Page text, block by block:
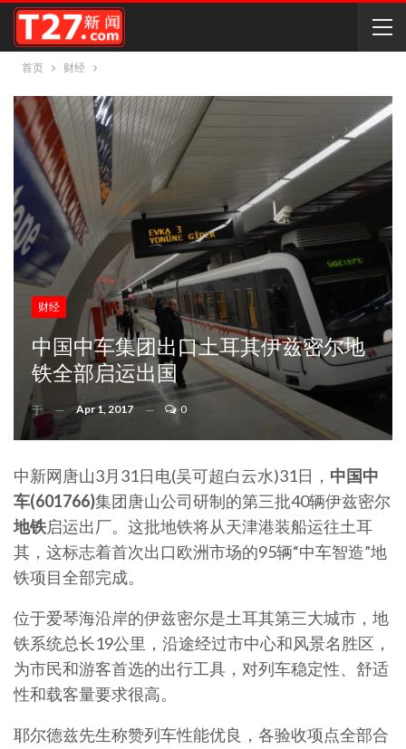
首页 财经
财经
中国中车集团出口土耳其伊兹密尔地
铁全部启运出国
于 Apr 1, 2017 0
中新网唐山3月31日电(吴可超白云水)31日， 中国中
车(601766)集团唐山公司研制的第三批40辆伊兹密尔
地铁启运出厂。这批地铁将从天津港装船运往土耳
其，这标志着首次出口欧洲市场的95辆“中车智造”地
铁项目全部完成。
位于爱琴海沿岸的伊兹密尔是土耳其第三大城市，地
铁系统总长19公里，沿途经过市中心和风景名胜区，
为市民和游客首选的出行工具，对列车稳定性、舒适
性和载客量要求很高。
耶尔德兹先生称赞列车性能优良，各验收项点全部合